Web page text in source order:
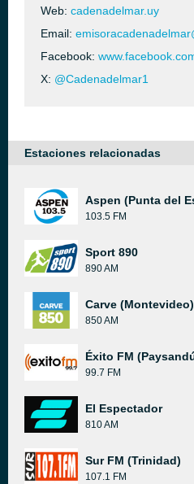
Web: cadenadelmar.uy
Email:
Facebook:
X: @Cadenadelmar1
Estaciones relacionadas
Aspen (Punta del
103.5 FM
Sport 890
890 AM
Carve (Montevideo)
850 AM
Éxito FM
99.7 FM
El Espectador
810 AM
Sur FM (Trinidad)
107.1 FM